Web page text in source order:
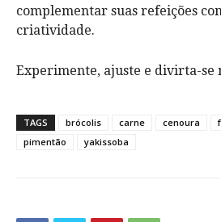
complementar suas refeições
criatividade.
Experimente, ajuste e divirta-se
TAGS brócolis carne cenoura
pimentão
yakissoba